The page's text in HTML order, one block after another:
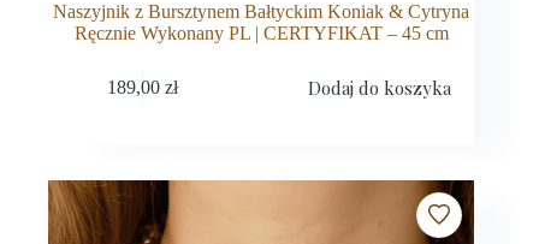
Naszyjnik z Bursztynem Bałtyckim Koniak & Cytryna
Ręcznie Wykonany PL | CERTYFIKAT – 45 cm
189,00zł Dodaj do koszyka